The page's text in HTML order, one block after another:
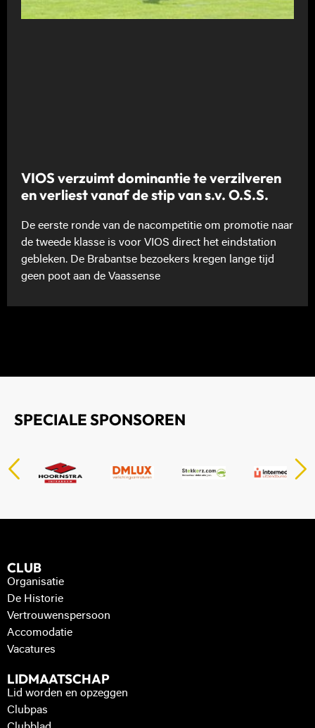
VIOS verzuimt dominantie te verzilveren
en verliest vanaf de stip van s.v. O.S.S.
De eerste ronde van de nacompetitie om promotie naar
de tweede klasse is voor VIOS direct het eindstation
gebleken. De Brabantse bezoekers kregen lange tijd
geen poot aan de Vaassense
SPECIALE SPONSOREN
CLUB
Organisatie
De Historie
Vertrouwenspersoon
Accomodatie
Vacatures
LIDMAATSCHAP
Lid worden en opzeggen
Clubpas